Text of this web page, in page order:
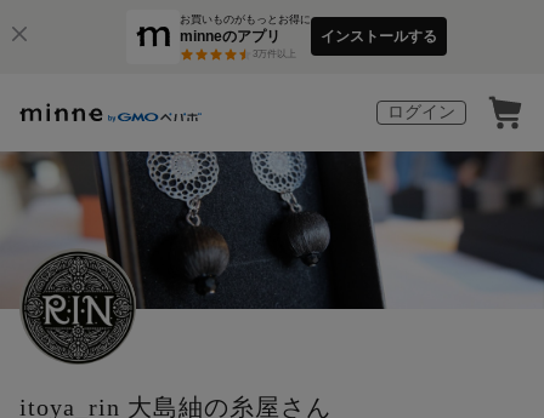
お買いものがもっとお得に
minneのアプリ
3万件以上
インストールする
ログイン
itoya_rin 大島紬の糸屋さん